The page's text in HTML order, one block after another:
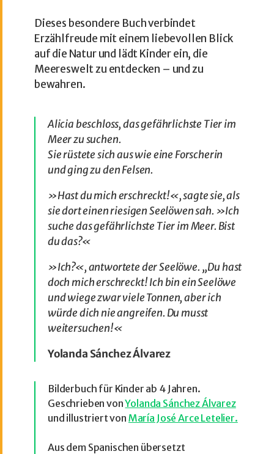
Dieses besondere Buch verbindet
Erzählfreude mit einem liebevollen Blick
auf die Natur und lädt Kinder ein, die
Meereswelt zu entdecken – und zu
bewahren.
Alicia beschloss, das gefährlichste Tier im
Meer zu suchen.
Sie rüstete sich aus wie eine Forscherin
und ging zu den Felsen.
»Hast du mich erschreckt!«, sagte sie, als
sie dort einen riesigen Seelöwen sah. »Ich
suche das gefährlichste Tier im Meer. Bist
du das?«
»Ich?«, antwortete der Seelöwe. „Du hast
doch mich erschreckt! Ich bin ein Seelöwe
und wiege zwar viele Tonnen, aber ich
würde dich nie angreifen. Du musst
weitersuchen!«
Yolanda Sánchez Álvarez
Bilderbuch für Kinder ab 4 Jahren.
Geschrieben vonYolanda Sánchez Álvarez
und illustriert von María José Arce Letelier.
Aus dem Spanischen übersetzt